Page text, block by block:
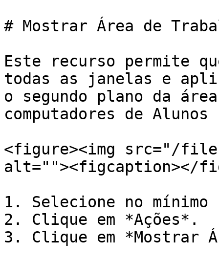
# Mostrar Área de
Este recurso permite
todas as janelas e
o segundo plano da
computadores de
<figure><img src="/files/
alt=""><figcaption></
1. Selecione no mínimo
2. Clique em *Ações*.
3. Clique em *Mostrar